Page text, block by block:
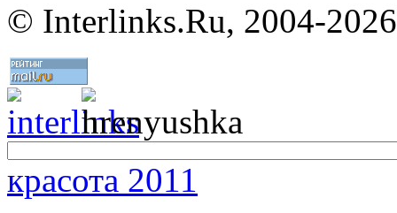
© Interlinks.Ru, 2004-2026
красота 2011